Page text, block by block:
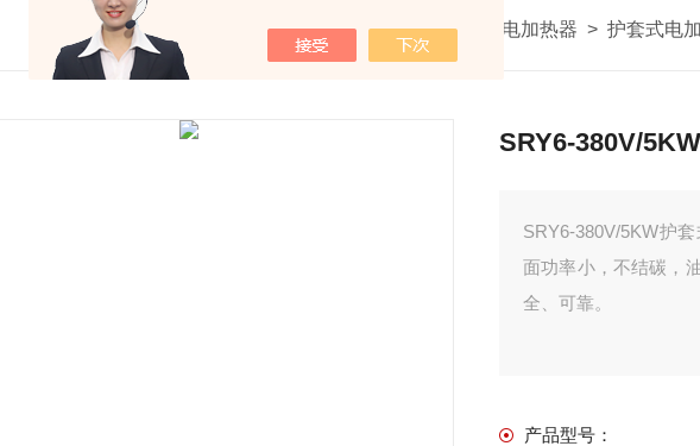
我的位置：首页>产品中心>护套式电加热器 > 护套式电
SRY6-380V/
SRY6-380V/5KW护
面功率小，不结碳，
全、可靠。
产品型号：